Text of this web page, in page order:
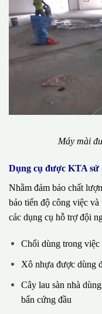
Máy mài
Dụng cụ được KTA sử
Nhằm đảm bảo chất
bảo tiến độ công việc
các dụng cụ hỗ trợ đội
Chổi dùng trong việc
Xô nhựa được dùng
Cây lau sàn nhà
bẩn cứng đầu